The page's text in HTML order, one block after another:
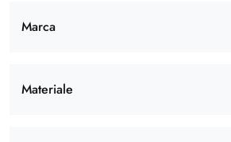
Marca
Materiale